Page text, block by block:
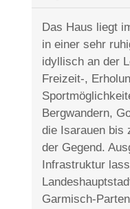
Das Haus liegt
in einer sehr
idyllisch an der
Freizeit-,
Bergwandern,
die Isarauen bis
der Gegend.
Infrastruktur
Garmisch-